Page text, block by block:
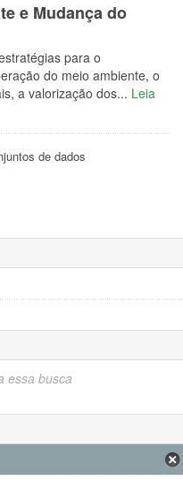
e Mudança do
para o
do meio ambiente, o
a valorização dos... Leia
de dados
essa busca